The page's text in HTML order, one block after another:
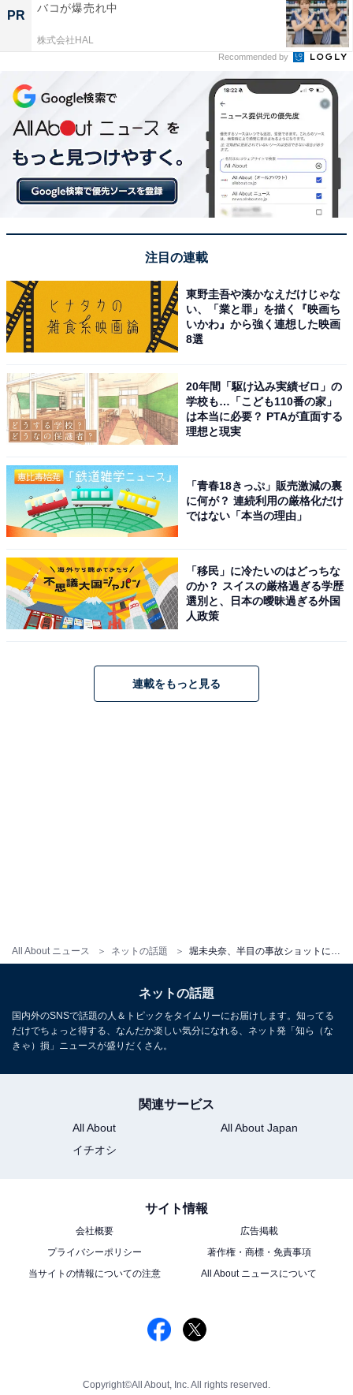
All About ニュース ネットの話題 堀未央奈、半目の事故ショットに反響！ 「ちゃんと美人」「フェイスライン綺麗すぎる」の声
PR
バコが爆売れ中
株式会社HAL
Recommended by
注目の連載
東野圭吾や湊かなえだけじゃな
い、「業と罪」を描く『映画ち
いかわ』から強く連想した映画
8選
20年間「駆け込み実績ゼロ」の
学校も…「こども110番の家」
は本当に必要？ PTAが直面する
理想と現実
「青春18きっぷ」販売激減の裏
に何が？ 連続利用の厳格化だけ
ではない「本当の理由」
「移民」に冷たいのはどっちな
のか？ スイスの厳格過ぎる学歴
選別と、日本の曖昧過ぎる外国
人政策
連載をもっと見る
ネットの話題
国内外のSNSで話題の人＆トピックをタイムリーにお届けします。知ってる
だけでちょっと得する、なんだか楽しい気分になれる、ネット発「知ら（な
きゃ）損」ニュースが盛りだくさん。
関連サービス
All About
All About Japan
イチオシ
サイト情報
会社概要
広告掲載
プライバシーポリシー
著作権・商標・免責事項
当サイトの情報についての注意
All About ニュースについて
Copyright©All About, Inc. All rights reserved.